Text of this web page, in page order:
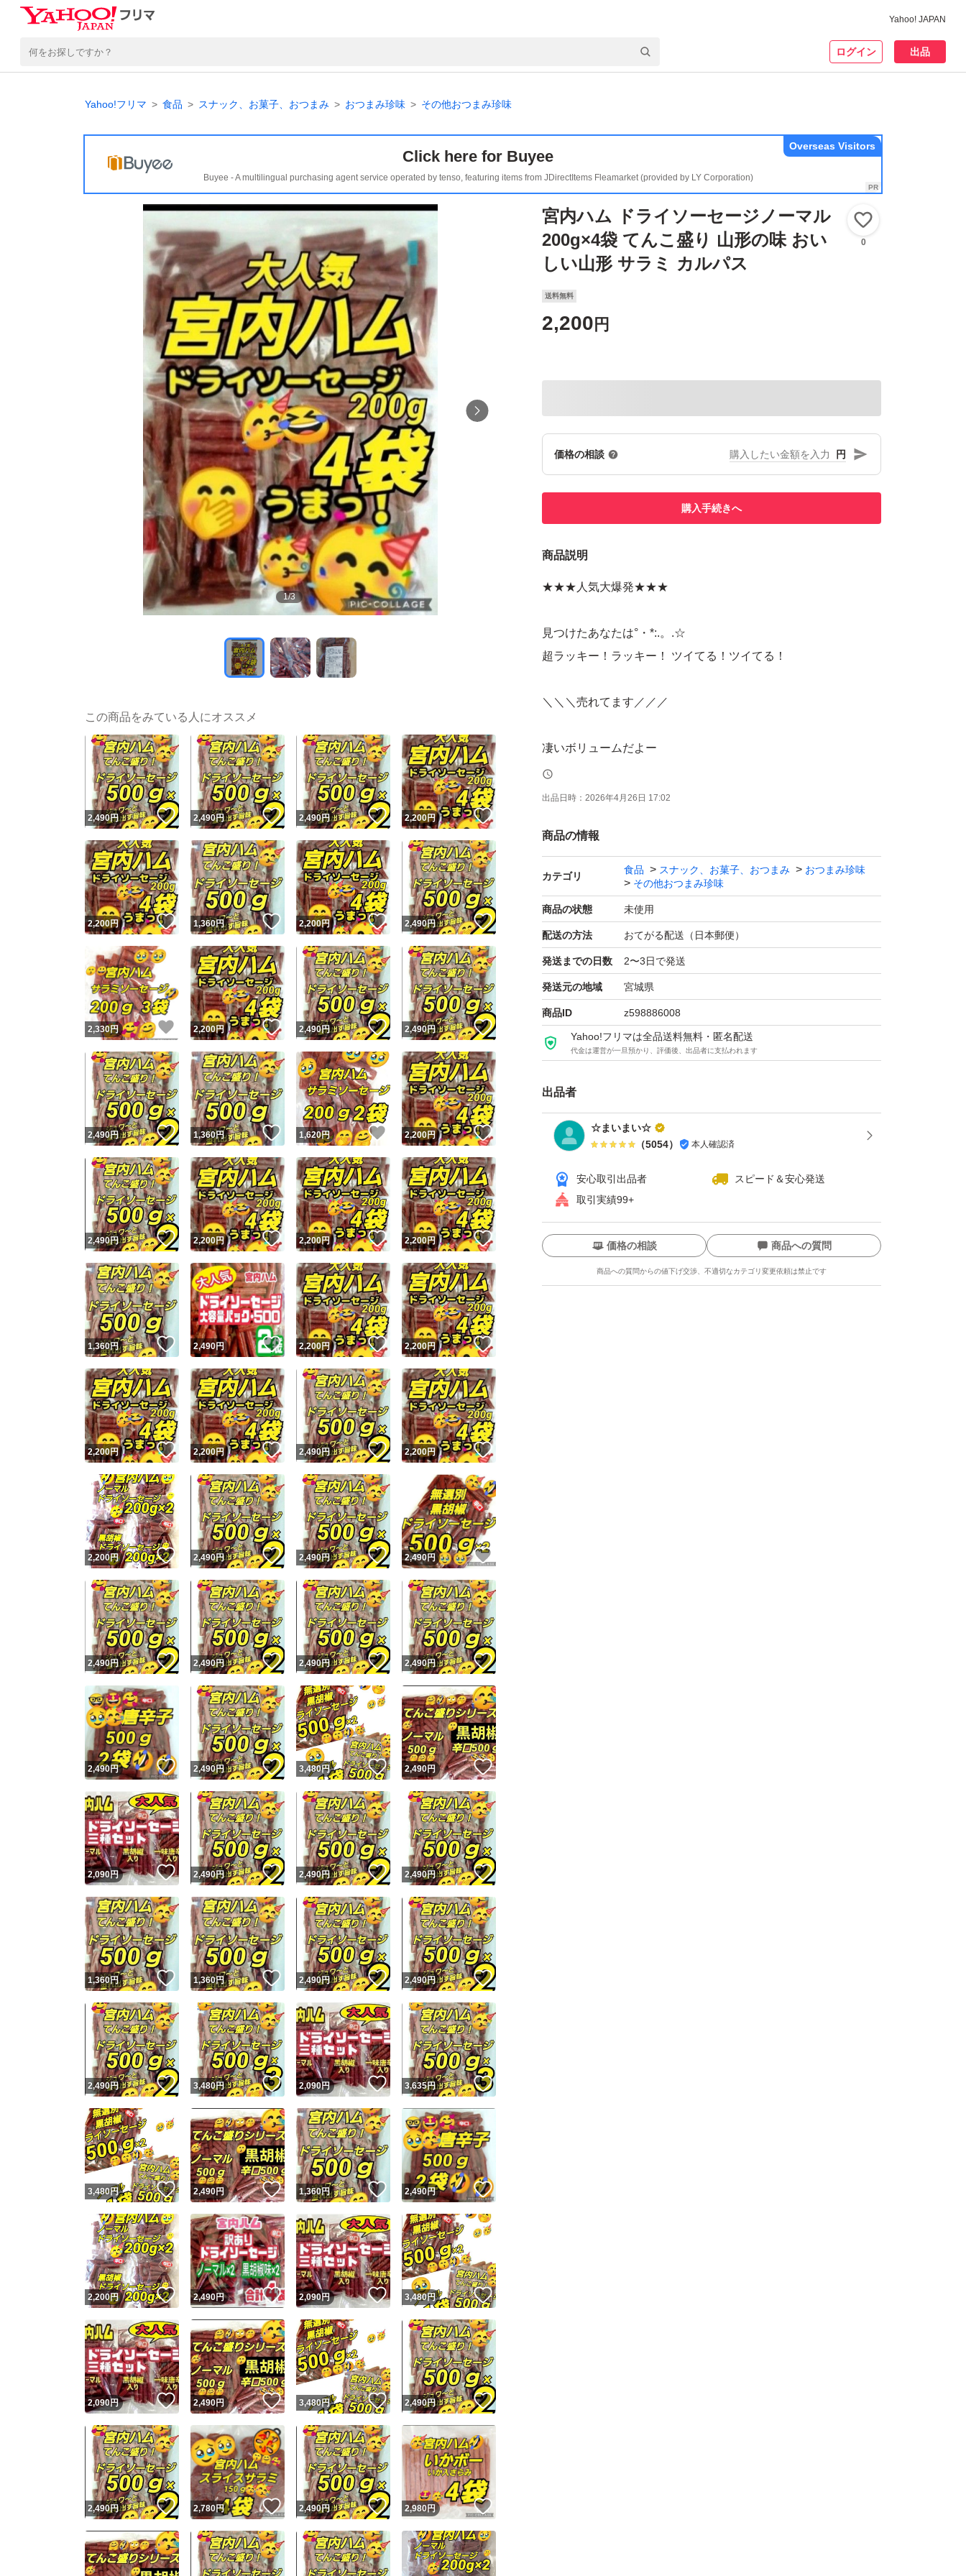
Yahoo! JAPAN
ログイン 出品
Yahoo!フリマ 食品 スナック、お菓子、おつまみ おつまみ珍味 その他おつまみ珍味
Click here for Buyee
Buyee - A multilingual purchasing agent service operated by tenso, featuring items from JDirectItems Fleamarket (provided by LY Corporation)
Overseas Visitors
1/3
宮内ハム ドライソーセージノーマル
200g×4袋 てんこ盛り 山形の味 おい
しい山形 サラミ カルパス
0
送料無料
2,200 円
価格の相談 円
購入手続きへ
商品説明
★★★人気大爆発★★★
見つけたあなたは°・*:.。.☆
超ラッキー！ラッキー！ ツイてる！ツイてる！
＼＼＼売れてます／／／
凄いボリュームだよー
(´へεへ`*)
独自の製法で、肉の旨みとスパイシーな味わいで、県内はもちろ
ん全国に幅広いファンに支持されている製品です。
ボリュームたっぷり！
てんこ盛り！
この機会に山形の味を是非ご賞味下さいね(⌒▽⌒)
★ノーマル
★200ｇ× 4袋
おてがる発送
出品日時： 2026年4月26日 17:02
商品の情報
カテゴリ
食品 スナック、お菓子、おつまみ
おつまみ珍味
その他おつまみ珍味
商品の状態 未使用
配送の方法 おてがる配送（日本郵便）
発送までの日数 2〜3日で発送
発送元の地域 宮城県
商品ID z598886008
Yahoo!フリマは全品送料無料・匿名配送
代金は運営が一旦預かり、評価後、出品者に支払われます
出品者
☆まいまい☆
（5054） 本人確認済
安心取引出品者
スピード＆安心発送
取引実績99+
ユーザーの実績について
Yahoo!フリマが定めた一定の基準を満たしたユーザーにバッジを付与しています
安心取引出品者
安心取引出品者 Yahoo!フリマの基準をクリアした安心・安全なユーザーです
取引実績
取引実績◯+ このユーザーはYahoo!フリマの取引を完了させた実績があります
他フリマ実績◯+ このユーザーは他フリマサービスでの取引実績があります
スピード&安心発送
※このバッジは実績に基づく表示であり、発送を保証しているものではありません
スピード＆安心発送
このユーザーは高頻度で24時間以内＆設定した発送日数内に発送してい
ます
スピード発送 このユーザーは高頻度で24時間以内に発送しています
安心発送 このユーザーは設定した発送日数内に発送しています
価格の相談 商品への質問
商品への質問からの値下げ交渉、不適切なカテゴリ変更依頼は禁止です
この商品の情報をコピーします
商品画像の無断転載は禁止されています
コピーは1商品につき1回です
出品ページへ
キャンセル
この商品をみている人にオススメ
2,490円 いいね！
2,490円 いいね！
2,490円 いいね！
2,200円
2,200円 いいね！
1,360円 いいね！
2,200円 いいね！
2,490円 いいね！
2,330円 いいね！
2,200円 いいね！
2,490円 いいね！
2,490円 いいね！
2,490円 いいね！
1,360円 いいね！
1,620円 いいね！
2,200円
2,490円 いいね！
2,200円 いいね！
2,200円 いいね！
2,200円
1,360円 いいね！
2,490円 いいね！
2,200円 いいね！
2,200円
2,200円 いいね！
2,200円 いいね！
2,490円 いいね！
2,200円
2,200円 いいね！
2,490円 いいね！
2,490円 いいね！
2,490円
2,490円 いいね！
2,490円 いいね！
2,490円 いいね！
2,490円 いいね！
2,490円 いいね！
2,490円 いいね！
3,480円 いいね！
2,490円 いいね！
2,090円 いいね！
2,490円 いいね！
2,490円 いいね！
2,490円 いいね！
1,360円 いいね！
1,360円 いいね！
2,490円 いいね！
2,490円 いいね！
2,490円 いいね！
3,480円 いいね！
2,090円 いいね！
3,635円 いいね！
3,480円 いいね！
2,490円 いいね！
1,360円 いいね！
2,490円 いいね！
2,200円 いいね！
2,490円 いいね！
2,090円 いいね！
3,480円 いいね！
2,090円 いいね！
2,490円 いいね！
3,480円 いいね！
2,490円 いいね！
2,490円 いいね！
2,780円 いいね！
2,490円 いいね！
2,980円